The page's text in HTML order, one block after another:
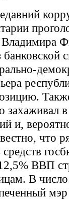
захаживал
и,
что
ВВП
В число